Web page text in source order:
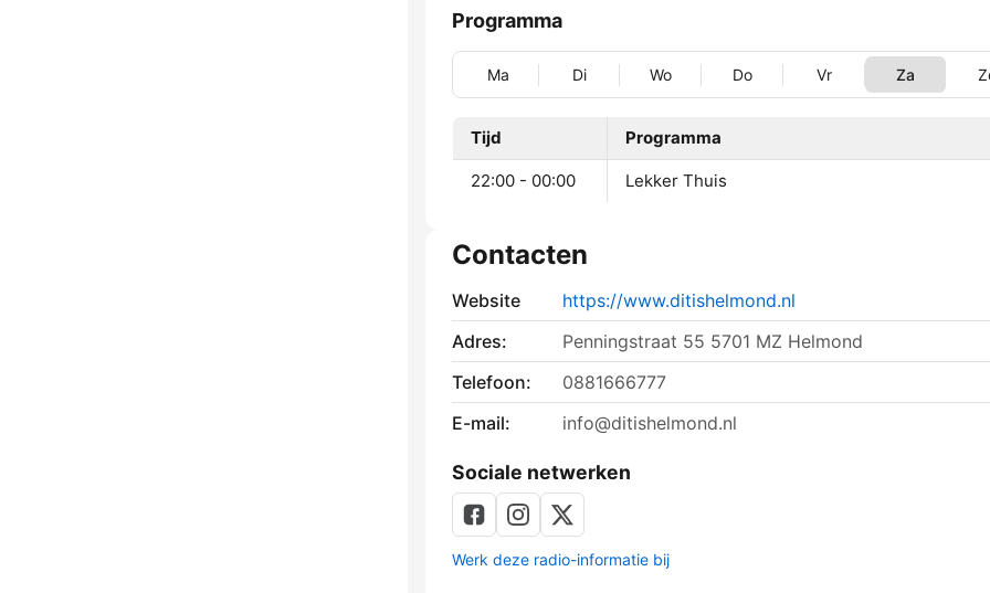
Programma
Ma Di Wo Do Vr Za
Tijd Programma
22:00 - 00:00 Lekker Thuis
Contacten
Website
https://www.ditishelmond.nl
Adres:
Penningstraat 55 5701 MZ Helmond
Telefoon:
0881666777
E-mail:
info@ditishelmond.nl
Sociale netwerken
Werk deze radio-informatie bij